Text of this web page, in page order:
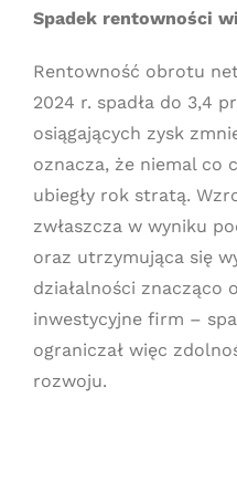
Spadek rentowności
Rentowność obrotu
2024 r. spadła do 3,4
osiągających zysk
oznacza, że niemal co
ubiegły rok stratą.
zwłaszcza w wyniku
oraz utrzymująca się
działalności znacząco
inwestycyjne firm –
ograniczał więc
rozwoju.